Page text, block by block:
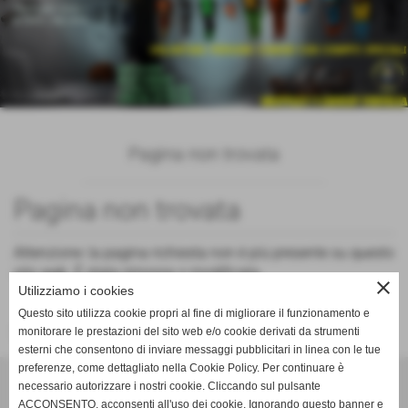
Pagina non trovata
Pagina non trovata
Attenzione: la pagina richiesta non è più presente su questo
sito web. È stata rimossa o modificata.
Vai alla home page del sito internet
close
Utilizziamo i cookies
Questo sito utilizza cookie propri al fine di migliorare il funzionamento e
monitorare le prestazioni del sito web e/o cookie derivati da strumenti
esterni che consentono di inviare messaggi pubblicitari in linea con le tue
preferenze, come dettagliato nella Cookie Policy. Per continuare è
necessario autorizzare i nostri cookie. Cliccando sul pulsante
ACCONSENTO, acconsenti all'uso dei cookie. Ignorando questo banner e